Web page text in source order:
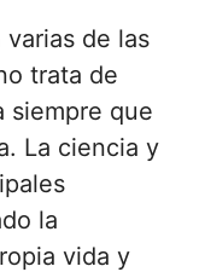
de las
trata de
siempre que
La ciencia y
la
vida y